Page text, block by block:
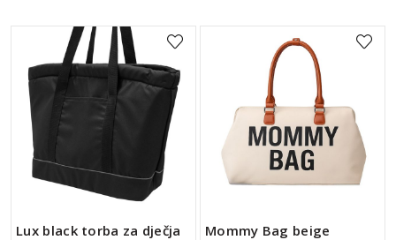
Lux black torba za dječja
Mommy Bag beige